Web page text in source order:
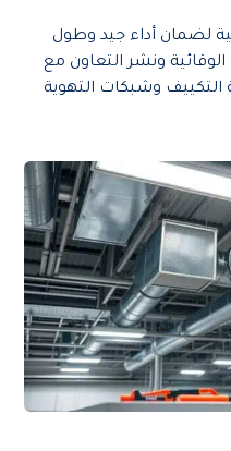
لضمان أداء جيد وطول
الوقائية ونشر التعاون مع
التكييف وشبكات التهوية